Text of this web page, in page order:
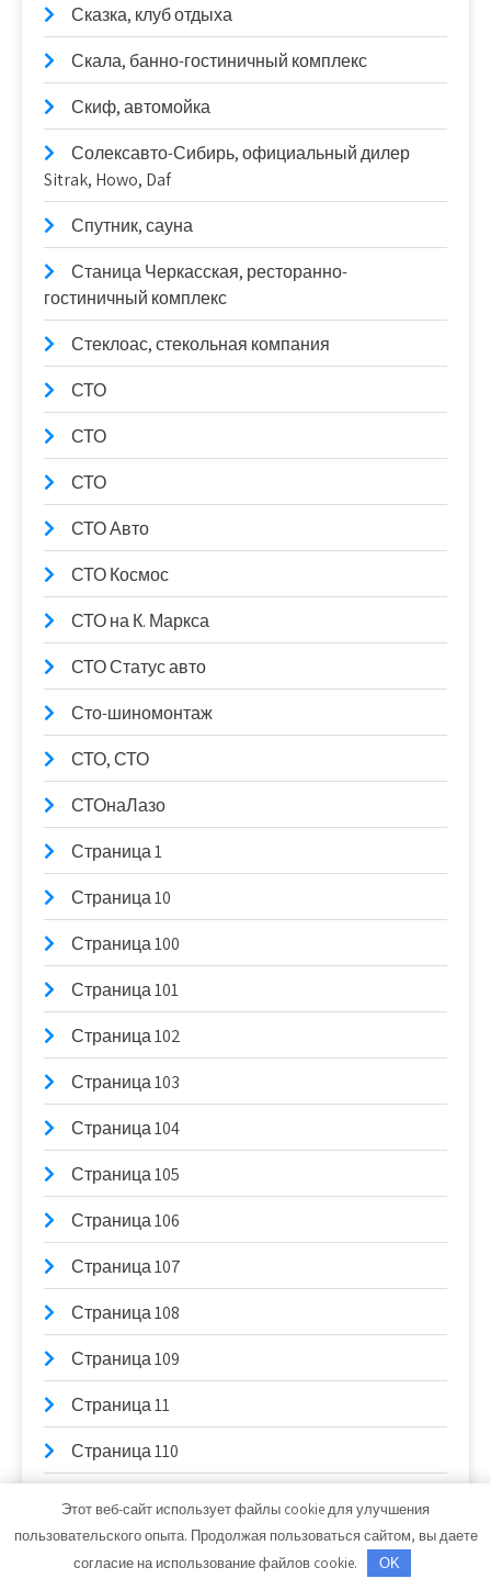
Сказка, клуб отдыха
Скала, банно-гостиничный комплекс
Скиф, автомойка
Солексавто-Сибирь, официальный дилер
Sitrak, Howo, Daf
Спутник, сауна
Станица Черкасская, ресторанно-
гостиничный комплекс
Стеклоас, стекольная компания
СТО
СТО
СТО
СТО Авто
СТО Космос
СТО на К. Маркса
СТО Статус авто
Сто-шиномонтаж
СТО, СТО
СТОнаЛазо
Страница 1
Страница 10
Страница 100
Страница 101
Страница 102
Страница 103
Страница 104
Страница 105
Страница 106
Страница 107
Страница 108
Страница 109
Страница 11
Страница 110
Страница 112
Этот веб-сайт использует файлы cookie для улучшения
пользовательского опыта. Продолжая пользоваться сайтом, вы даете
согласие на использование файлов cookie.
OK